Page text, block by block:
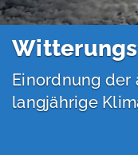
W
et
te
re
xt
re
Einordnung
langjährige